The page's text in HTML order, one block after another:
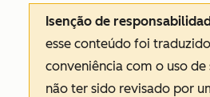
Isenção de
esse conteúdo foi
conveniência com o uso
não ter sido revisado por